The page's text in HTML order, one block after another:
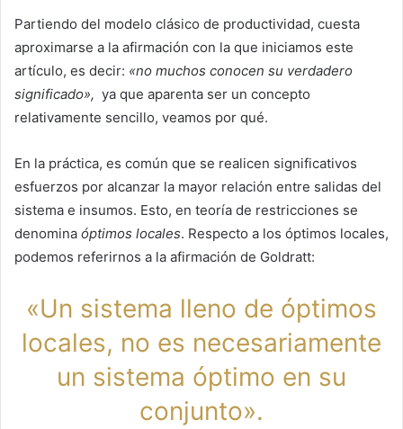
Partiendo del modelo clásico de productividad, cuesta
aproximarse a la afirmación con la que iniciamos este
artículo, es decir: «no muchos conocen su verdadero
significado», ya que aparenta ser un concepto
relativamente sencillo, veamos por qué.
En la práctica, es común que se realicen significativos
esfuerzos por alcanzar la mayor relación entre salidas del
sistema e insumos. Esto, en teoría de restricciones se
denomina óptimos locales. Respecto a los óptimos locales,
podemos referirnos a la afirmación de Goldratt:
«Un sistema lleno de óptimos
locales, no es necesariamente
un sistema óptimo en su
conjunto».